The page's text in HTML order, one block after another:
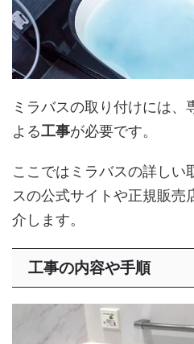
ミラバスの取り付けには、
よる工事が必要です。
ここではミラバスの詳しい
スの公式サイトや正規販売
介します。
工事の内容や手順